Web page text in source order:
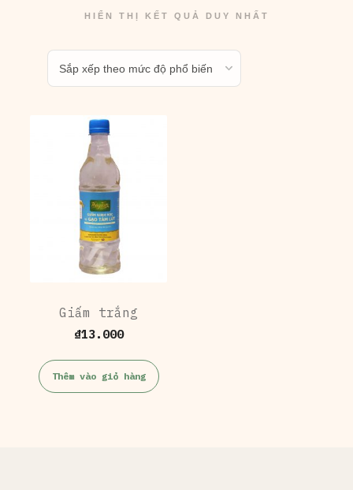
HIỂN THỊ KẾT QUẢ DUY NHẤT
Giấm trắng
₫13.000
Thêm vào giỏ hàng